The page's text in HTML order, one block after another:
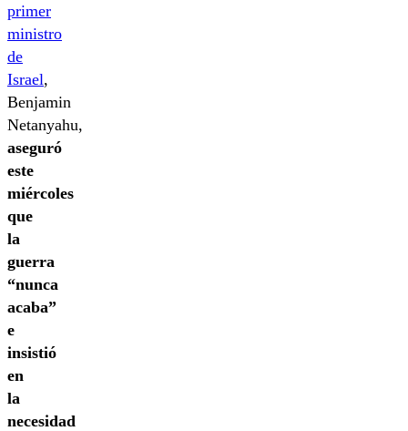
primer
ministro
de
Israel,
Benjamin
Netanyahu,
aseguró
este
miércoles
que
la
guerra
“nunca
acaba”
e
insistió
en
la
necesidad